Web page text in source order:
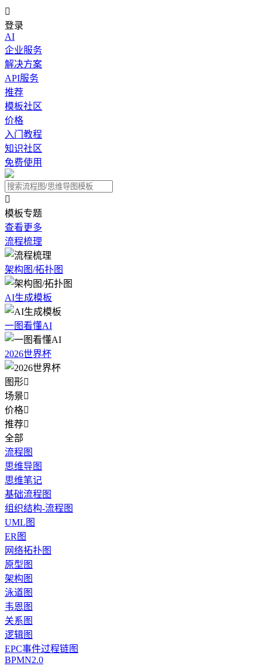

登录
AI
企业服务
解决方案
API服务
推荐
模板社区
价格
入门教程
知识社区
免费使用

模板专题
查看更多
流程梳理
架构图/拓扑图
AI生成模板
一图看懂AI
2026世界杯
图形
场景
价格
推荐
全部
流程图
思维导图
思维笔记
基础流程图
组织结构-流程图
UML图
ER图
网络拓扑图
原型图
架构图
泳道图
韦恩图
关系图
逻辑图
EPC事件过程链图
BPMN2.0